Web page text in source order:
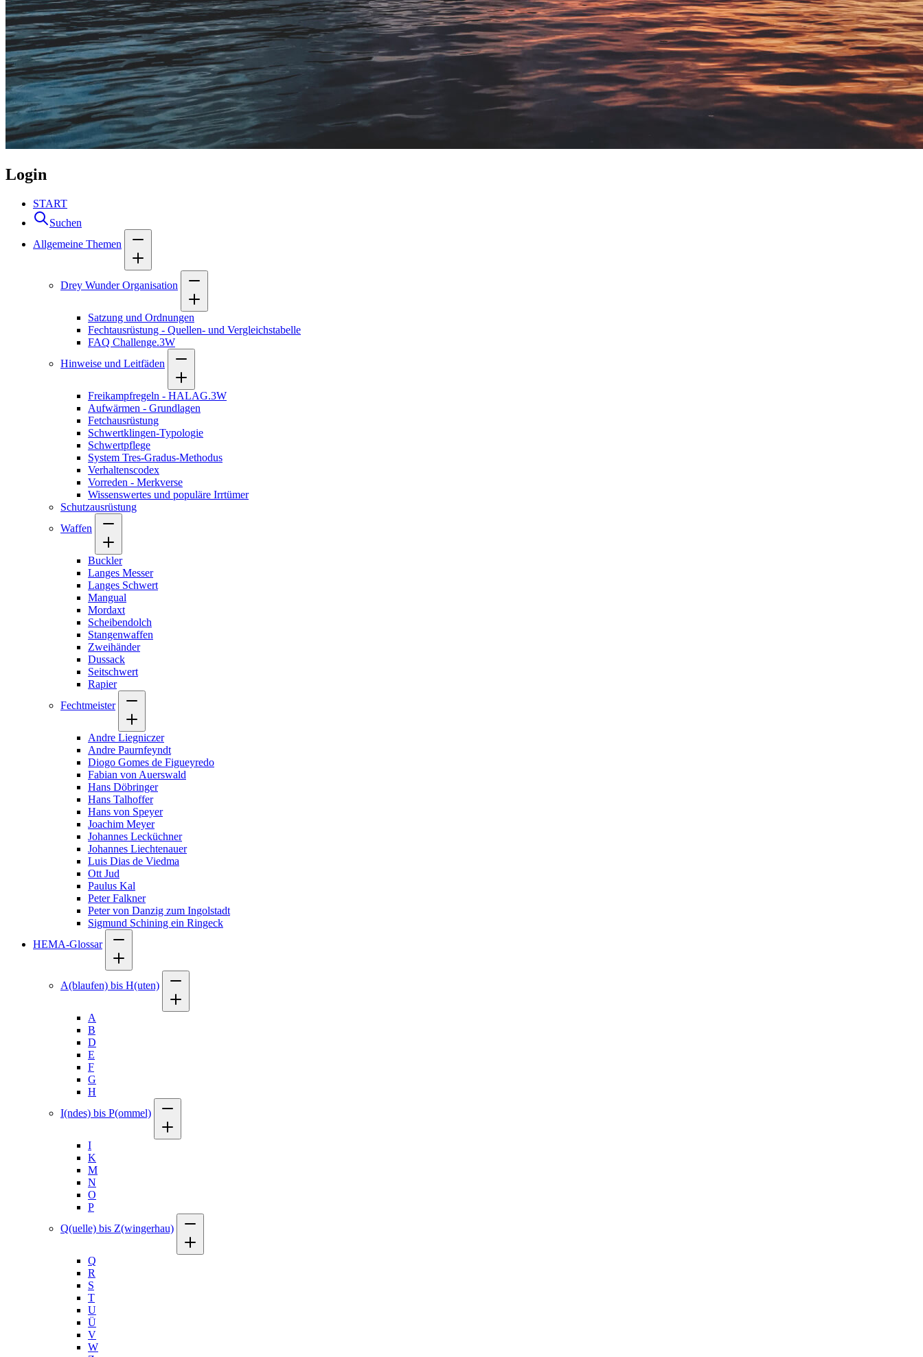
Login
START
Suchen
Allgemeine Themen
Drey Wunder Organisation
Satzung und Ordnungen
Fechtausrüstung - Quellen- und Vergleichstabelle
FAQ Challenge.3W
Hinweise und Leitfäden
Freikampfregeln - HALAG.3W
Aufwärmen - Grundlagen
Fetchausrüstung
Schwertklingen-Typologie
Schwertpflege
System Tres-Gradus-Methodus
Verhaltenscodex
Vorreden - Merkverse
Wissenswertes und populäre Irrtümer
Schutzausrüstung
Waffen
Buckler
Langes Messer
Langes Schwert
Mangual
Mordaxt
Scheibendolch
Stangenwaffen
Zweihänder
Dussack
Seitschwert
Rapier
Fechtmeister
Andre Liegniczer
Andre Paurnfeyndt
Diogo Gomes de Figueyredo
Fabian von Auerswald
Hans Döbringer
Hans Talhoffer
Hans von Speyer
Joachim Meyer
Johannes Lecküchner
Johannes Liechtenauer
Luis Dias de Viedma
Ott Jud
Paulus Kal
Peter Falkner
Peter von Danzig zum Ingolstadt
Sigmund Schining ein Ringeck
HEMA-Glossar
A(blaufen) bis H(uten)
A
B
D
E
F
G
H
I(ndes) bis P(ommel)
I
K
M
N
O
P
Q(uelle) bis Z(wingerhau)
Q
R
S
T
U
Ü
V
W